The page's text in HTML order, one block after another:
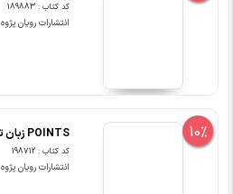
کد کتاب : 189883
انتشارات رویان پژوه
10% POINTS زبان تخصصی دندانپزشکی و پزشکی
کد کتاب : 198712
انتشارات رویان پژوه